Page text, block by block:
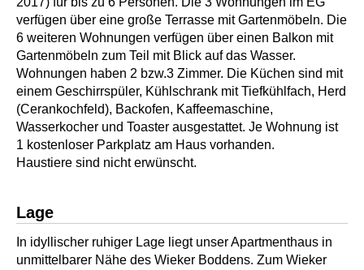
verfügen über eine große Terrasse mit Gartenmöbeln. Die
6 weiteren Wohnungen verfügen über einen Balkon mit
Gartenmöbeln zum Teil mit Blick auf das Wasser.
Wohnungen haben 2 bzw.3 Zimmer. Die Küchen sind mit
einem Geschirrspüler, Kühlschrank mit Tiefkühlfach, Herd
(Cerankochfeld), Backofen, Kaffeemaschine,
Wasserkocher und Toaster ausgestattet. Je Wohnung ist
1 kostenloser Parkplatz am Haus vorhanden.
Haustiere sind nicht erwünscht.
Lage
In idyllischer ruhiger Lage liegt unser Apartmenthaus in
unmittelbarer Nähe des Wieker Boddens. Zum Wieker